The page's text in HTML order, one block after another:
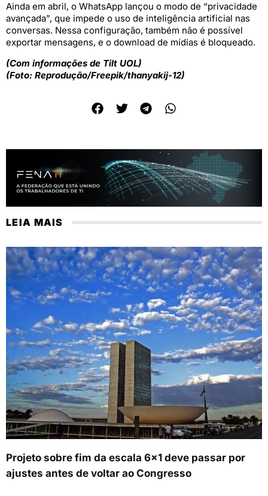
Ainda em abril, o WhatsApp lançou o modo de “privacidade
avançada”, que impede o uso de inteligência artificial nas
conversas. Nessa configuração, também não é possível
exportar mensagens, e o download de mídias é bloqueado.
(Com informações de Tilt UOL)
(Foto: Reprodução/Freepik/thanyakij-12)
LEIA MAIS
Projeto sobre fim da escala 6×1 deve passar por
ajustes antes de voltar ao Congresso